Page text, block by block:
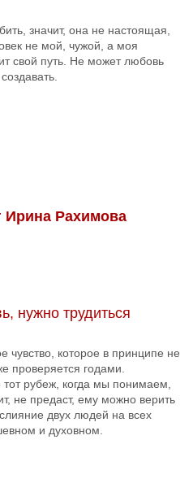
значит, она не настоящая,
не мой, чужой, а моя
свой путь. Не может любовь
Ирина Рахимова
нужно трудиться
чувство, которое в принципе не
проверяется годами.
тот рубеж, когда мы понимаем,
не предаст, ему можно верить
двух людей на всех
и духовном.